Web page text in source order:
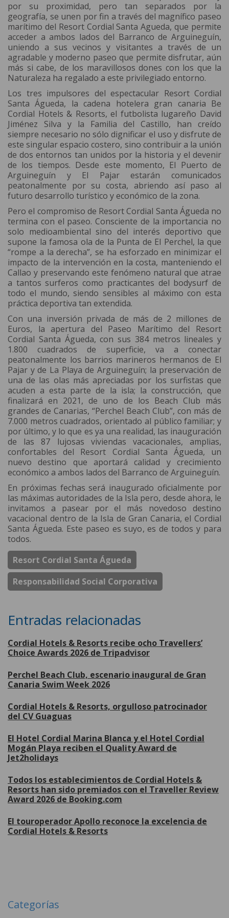
por su proximidad, pero tan separados por la
geografía, se unen por fin a través del magnífico paseo
marítimo del Resort Cordial Santa Agueda, que permite
acceder a ambos lados del Barranco de Arguineguín,
uniendo a sus vecinos y visitantes a través de un
agradable y moderno paseo que permite disfrutar, aún
más si cabe, de los maravillosos dones con los que la
Naturaleza ha regalado a este privilegiado entorno.
Los tres impulsores del espectacular Resort Cordial
Santa Águeda, la cadena hotelera gran canaria Be
Cordial Hotels & Resorts, el futbolista lugareño David
Jiménez Silva y la Familia del Castillo, han creído
siempre necesario no sólo dignificar el uso y disfrute de
este singular espacio costero, sino contribuir a la unión
de dos entornos tan unidos por la historia y el devenir
de los tiempos. Desde este momento, El Puerto de
Arguineguín y El Pajar estarán comunicados
peatonalmente por su costa, abriendo así paso al
futuro desarrollo turístico y económico de la zona.
Pero el compromiso de Resort Cordial Santa Águeda no
termina con el paseo. Consciente de la importancia no
solo medioambiental sino del interés deportivo que
supone la famosa ola de la Punta de El Perchel, la que
“rompe a la derecha”, se ha esforzado en minimizar el
impacto de la intervención en la costa, manteniendo el
Callao y preservando este fenómeno natural que atrae
a tantos surferos como practicantes del bodysurf de
todo el mundo, siendo sensibles al máximo con esta
práctica deportiva tan extendida.
Con una inversión privada de más de 2 millones de
Euros, la apertura del Paseo Marítimo del Resort
Cordial Santa Águeda, con sus 384 metros lineales y
1.800 cuadrados de superficie, va a conectar
peatonalmente los barrios marineros hermanos de El
Pajar y de La Playa de Arguineguín; la preservación de
una de las olas más apreciadas por los surfistas que
acuden a esta parte de la isla; la construcción, que
finalizará en 2021, de uno de los Beach Club más
grandes de Canarias, “Perchel Beach Club”, con más de
7.000 metros cuadrados, orientado al público familiar; y
por último, y lo que es ya una realidad, las inauguración
de las 87 lujosas viviendas vacacionales, amplias,
confortables del Resort Cordial Santa Águeda, un
nuevo destino que aportará calidad y crecimiento
económico a ambos lados del Barranco de Arguineguín.
En próximas fechas será inaugurado oficialmente por
las máximas autoridades de la Isla pero, desde ahora, le
invitamos a pasear por el más novedoso destino
vacacional dentro de la Isla de Gran Canaria, el Cordial
Santa Águeda. Este paseo es suyo, es de todos y para
todos.
Resort Cordial Santa Águeda
Responsabilidad Social Corporativa
Entradas relacionadas
Cordial Hotels & Resorts recibe ocho Travellers’
Choice Awards 2026 de Tripadvisor
Perchel Beach Club, escenario inaugural de Gran
Canaria Swim Week 2026
Cordial Hotels & Resorts, orgulloso patrocinador
del CV Guaguas
El Hotel Cordial Marina Blanca y el Hotel Cordial
Mogán Playa reciben el Quality Award de
Jet2holidays
Todos los establecimientos de Cordial Hotels &
Resorts han sido premiados con el Traveller Review
Award 2026 de Booking.com
El touroperador Apollo reconoce la excelencia de
Cordial Hotels & Resorts
Categorías